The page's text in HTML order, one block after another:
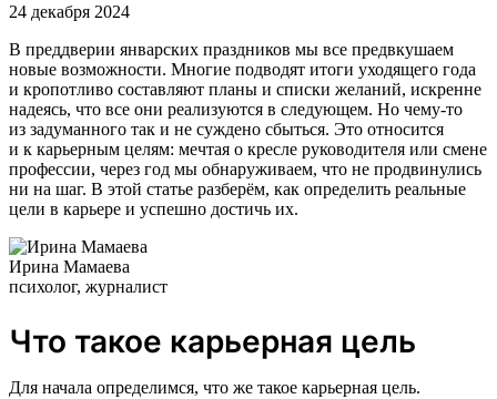
24 декабря 2024
В преддверии январских праздников мы все предвкушаем
новые возможности. Многие подводят итоги уходящего года
и кропотливо составляют планы и списки желаний, искренне
надеясь, что все они реализуются в следующем. Но чему-то
из задуманного так и не суждено сбыться. Это относится
и к карьерным целям: мечтая о кресле руководителя или смене
профессии, через год мы обнаруживаем, что не продвинулись
ни на шаг. В этой статье разберём, как определить реальные
цели в карьере и успешно достичь их.
Ирина Мамаева
психолог, журналист
Что такое карьерная цель
Для начала определимся, что же такое карьерная цель.